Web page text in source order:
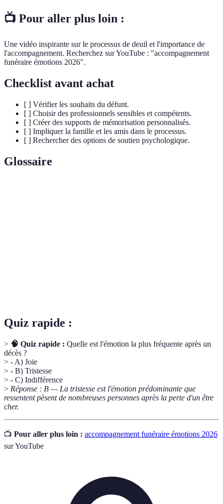
📺 Pour aller plus loin :
Une vidéo inspirante sur le processus de deuil et l'importance de
l'accompagnement. Recherchez sur YouTube : "accompagnement
funéraire émotions 2026".
Checklist avant achat
[ ] Vérifier les souhaits du défunt.
[ ] Choisir des professionnels sensibles et compétents.
[ ] Créer des supports de mémorisation personnalisés.
[ ] Impliquer la famille et les amis dans le processus.
[ ] Rechercher des options de soutien psychologique.
Glossaire
Quiz rapide :
> 🧠 Quiz rapide : Quelle est l'émotion la plus fréquente après un
décès ?
> - A) Joie
> - B) Tristesse
> - C) Indifférence
> Réponse : B — La tristesse est l'émotion prédominante que
ressentent pèsent de nombreuses personnes après la perte d'un être
cher.
📺 Pour aller plus loin : accompagnement funéraire émotions 2026
sur YouTube